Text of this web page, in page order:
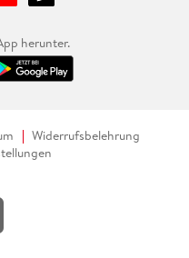
herunter.
Widerrufsbelehrung